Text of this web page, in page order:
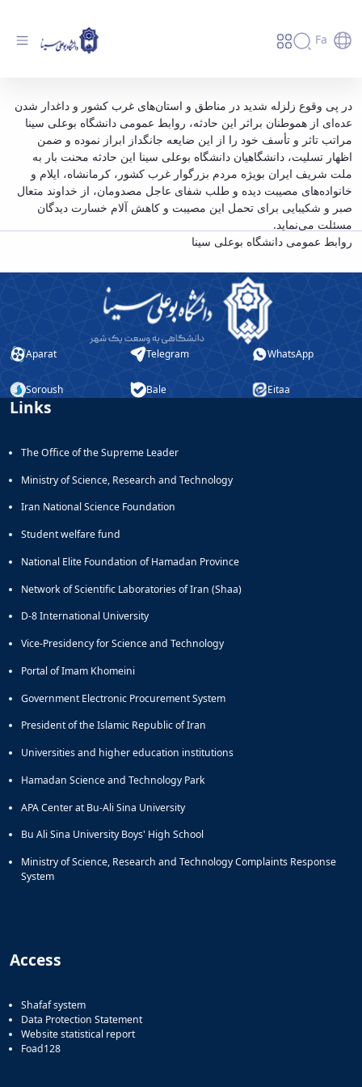
Fa
ابراز همدردی دانشگاهیان دانشگاه بوعلی سینا با
هموطنان زلزله زده - دانشگاه بوعلی سینا همدان
در پی وقوع زلزله شدید در مناطق و استان‌های غرب کشور و داغدار شدن
عده‌ای از هموطنان براثر این حادثه، روابط عمومی دانشگاه بوعلی سینا
مراتب تاثر و تأسف خود را از این ضایعه جانگداز ابراز نموده و ضمن
اظهار تسلیت، دانشگاهیان دانشگاه بوعلی سینا این حادثه محنت بار به
ملت شریف ایران بویژه مردم بزرگوار غرب کشور، کرمانشاه، ایلام و
خانواده‌های مصیبت دیده و طلب شفای عاجل مصدومان، از خداوند متعال
صبر و شکیبایی برای تحمل این مصیبت و کاهش آلام خسارت دیدگان
مسئلت می‌نماید.
روابط عمومی دانشگاه بوعلی سینا
Aparat Telegram WhatsApp
Soroush Bale Eitaa
Links
The Office of the Supreme Leader
Ministry of Science, Research and Technology
Iran National Science Foundation
Student welfare fund
National Elite Foundation of Hamadan Province
Network of Scientific Laboratories of Iran (Shaa)
D-8 International University
Vice-Presidency for Science and Technology
Portal of Imam Khomeini
Government Electronic Procurement System
President of the Islamic Republic of Iran
Universities and higher education institutions
Hamadan Science and Technology Park
APA Center at Bu-Ali Sina University
Bu Ali Sina University Boys' High School
Ministry of Science, Research and Technology Complaints Response
System
Access
Shafaf system
Data Protection Statement
Website statistical report
Foad128